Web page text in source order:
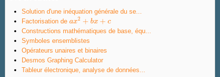
Solution d'une inéquation générale du se...
Factorisation de ax2 + bx + c
ax2+bx +c
Constructions mathématiques de base, équ...
Symboles ensemblistes
Opérateurs unaires et binaires
Desmos Graphing Calculator
Tableur électronique, analyse de données...